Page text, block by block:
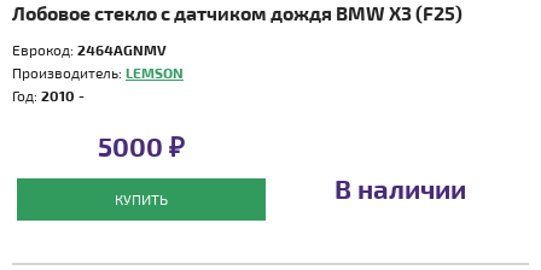
Лобовое стекло с датчиком дождя BMW X3 (F25)
Еврокод: 2464AGNMV
Производитель: LEMSON
Год: 2010 -
5000 ₽
КУПИТЬ В наличии